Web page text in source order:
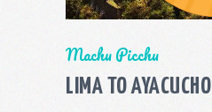
Machu Picchu
LIMA TO AYACUCHO